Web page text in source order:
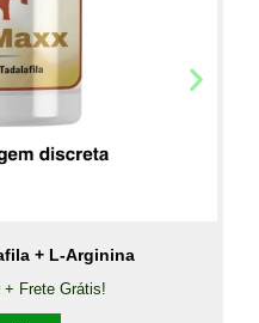
+ L-Arginina
+ Frete Grátis!